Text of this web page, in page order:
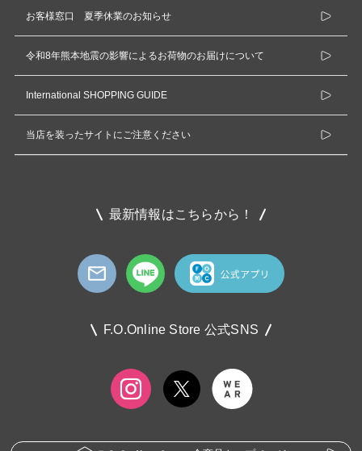
お客様窓口 夏季休業のお知らせ
令和8年熊本地震の影響によるお荷物のお届けについて
International SHOPPING GUIDE
当店を装ったサイトにご注意ください
最新情報はこちらから！
F.O.Online Store 公式SNS